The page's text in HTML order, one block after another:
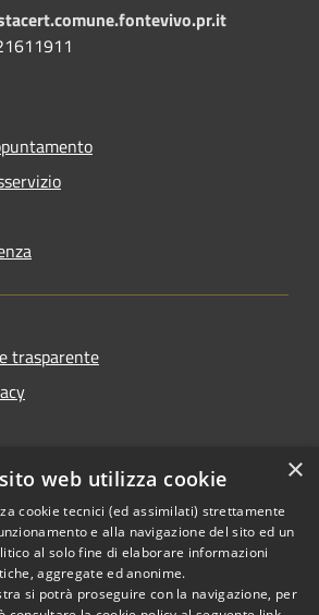
trasparente
Copyright © 2026 • Comune di
Fontevivo • Powered by
×
web utilizza cookie
cookie tecnici (ed assimilati) strettamente
e alla navigazione del sito ed un
al solo fine di elaborare informazioni
aggregate ed anonime.
si potrà proseguire con la navigazione, per